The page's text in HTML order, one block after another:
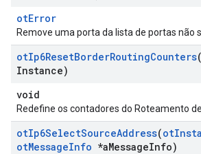
otError
Remove uma porta da lista de portas não
otIp6ResetBorderRoutingCounters(
Instance)
void
Redefine os contadores do Roteamento
otIp6SelectSourceAddress(ot
otMessageInfo *aMessageInfo)